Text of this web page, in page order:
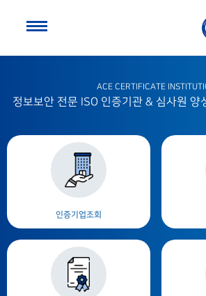
ACE CERTIFICATE
정보보안 전문 ISO 인증기관 & 심사원 양
인증기업조회